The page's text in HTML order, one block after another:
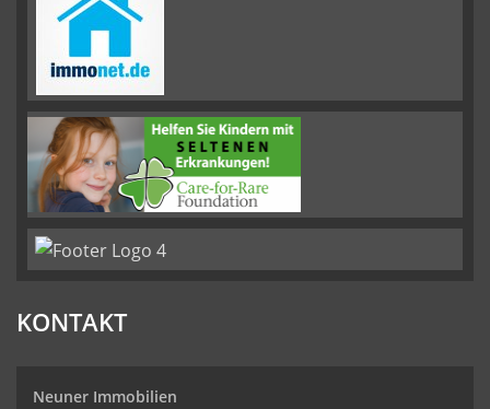
KONTAKT
Neuner Immobilien